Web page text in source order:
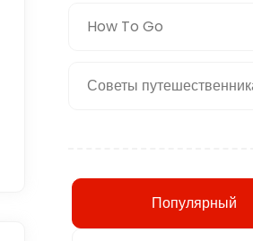
How To Go
Советы
Популярный